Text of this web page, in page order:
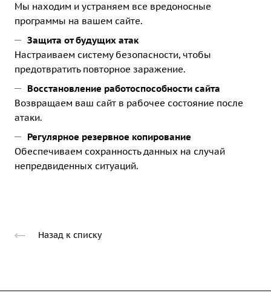
Мы находим и устраняем все вредоносные
программы на вашем сайте.
Защита от будущих атак
Настраиваем систему безопасности, чтобы
предотвратить повторное заражение.
Восстановление работоспособности сайта
Возвращаем ваш сайт в рабочее состояние после
атаки.
Регулярное резервное копирование
Обеспечиваем сохранность данных на случай
непредвиденных ситуаций.
Назад к списку